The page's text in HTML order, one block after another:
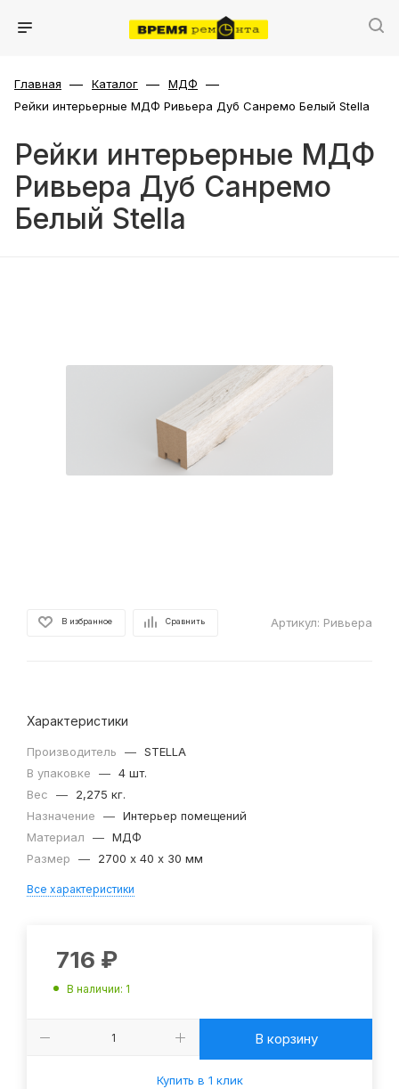
Главная — Каталог — МДФ —
Рейки интерьерные МДФ Ривьера Дуб Санремо Белый Stella
Рейки интерьерные МДФ
Ривьера Дуб Санремо
Белый Stella
В избранное Сравнить Артикул: Ривьера
Характеристики
Производитель — STELLA
В упаковке
— 4 шт.
Вес
—
2,275 кг.
Назначение
— Интерьер помещений
Материал
— МДФ
Размер
— 2700 х 40 х 30 мм
Все характеристики
716 ₽
В наличии: 1
В корзину
Купить в 1 клик